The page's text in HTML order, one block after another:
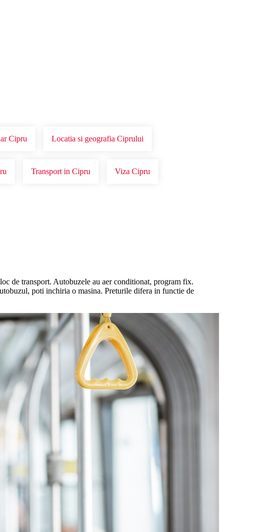
Cipru Locatia si geografia Ciprului
Transport in Cipru Viza Cipru
de transport. Autobuzele au aer conditionat, program fix.
poti inchiria o masina. Preturile difera in functie de